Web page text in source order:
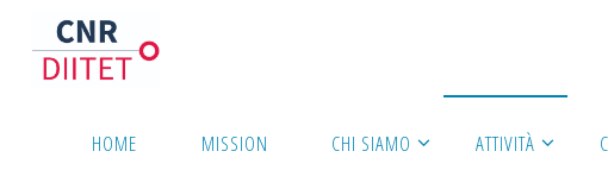
HOME MISSION CHI SIAMO ATTIVITÀ